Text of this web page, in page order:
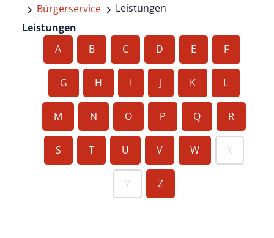
Bürgerservice
Leistungen
Leistungen
A
B C D E F
G H I J K L
M N O P Q R
S T U V W X
Y Z